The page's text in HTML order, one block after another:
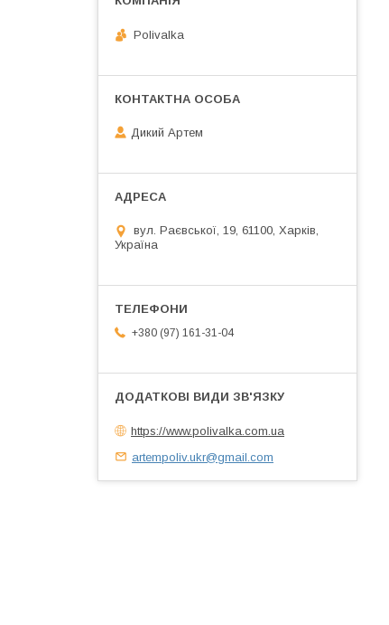
Polivalka
Дикий Артем
вул. Раєвської, 19, 61100, Харків,
Україна
+380 (97) 161-31-04
https://www.polivalka.com.ua
artempoliv.ukr@gmail.com